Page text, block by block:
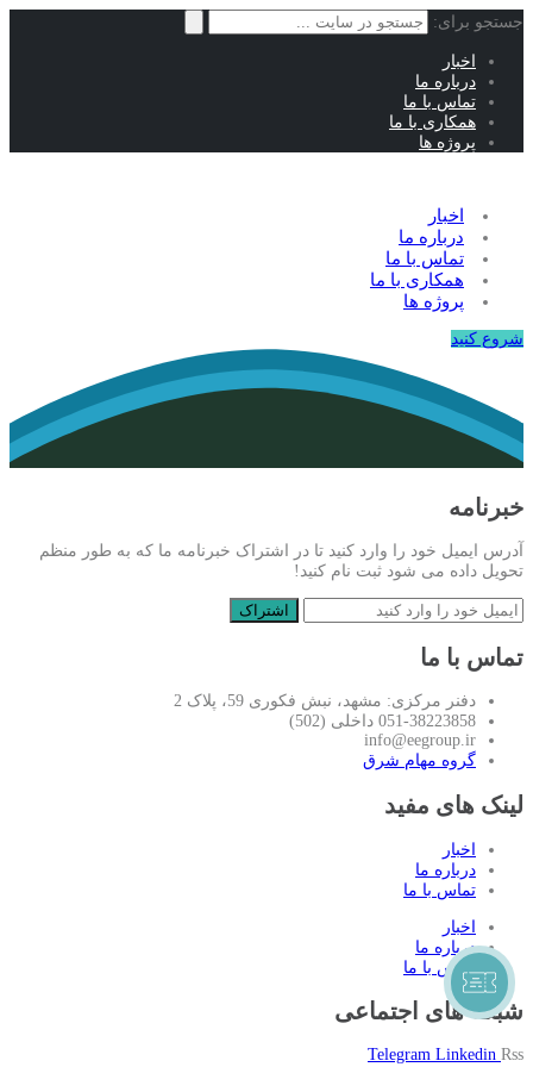
جستجو برای:
اخبار
درباره ما
تماس با ما
همکاری با ما
پروژه ها
اخبار
درباره ما
تماس با ما
همکاری با ما
پروژه ها
شروع کنید
خبرنامه
آدرس ایمیل خود را وارد کنید تا در اشتراک خبرنامه ما که به طور منظم
تحویل داده می شود ثبت نام کنید!
تماس با ما
دفنر مرکزی: مشهد، نبش فکوری 59، پلاک 2
051-38223858 داخلی (502)
info@eegroup.ir
گروه مهام شرق
لینک های مفید
اخبار
درباره ما
تماس با ما
اخبار
درباره ما
تماس با ما
شبکه های اجتماعی
Telegram Linkedin Rss